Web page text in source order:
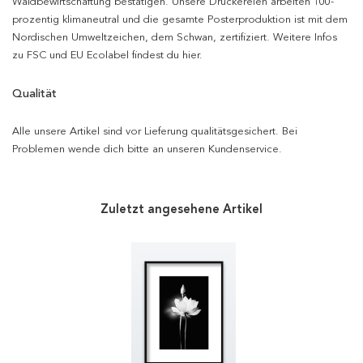
prozentig klimaneutral und die gesamte Posterproduktion ist mit dem
Nordischen Umweltzeichen, dem Schwan, zertifiziert. Weitere Infos
zu FSC und EU Ecolabel findest du hier.
Qualität
Alle unsere Artikel sind vor Lieferung qualitätsgesichert. Bei
Problemen wende dich bitte an unseren Kundenservice.
Zuletzt angesehene Artikel